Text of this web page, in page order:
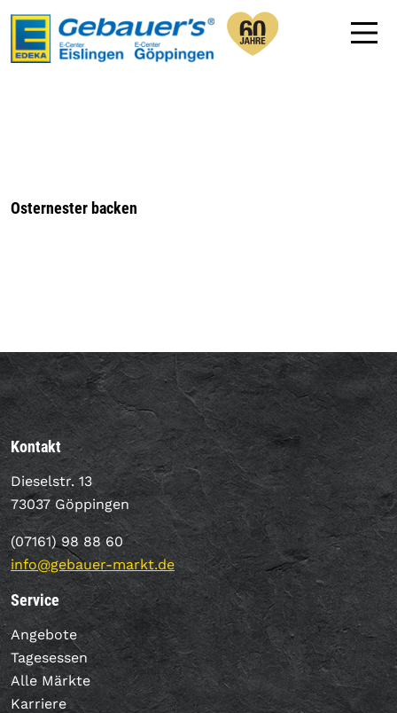
Osternester backen
Kontakt
Dieselstr. 13
73037 Göppingen
(07161) 98 88 60
info@gebauer-markt.de
Service
Angebote
Tagesessen
Alle Märkte
Karriere